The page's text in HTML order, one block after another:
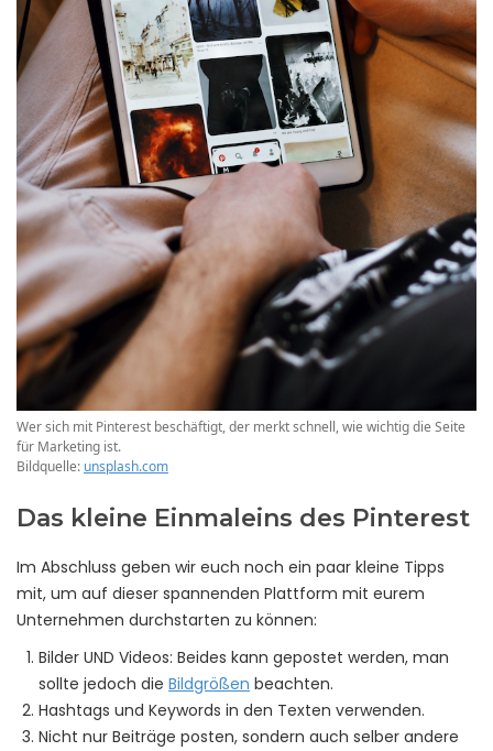
Wer sich mit Pinterest beschäftigt, der merkt schnell, wie wichtig die Seite
für Marketing ist.
Bildquelle: unsplash.com
Das kleine Einmaleins des Pinterest
Im Abschluss geben wir euch noch ein paar kleine Tipps
mit, um auf dieser spannenden Plattform mit eurem
Unternehmen durchstarten zu können:
Bilder UND Videos: Beides kann gepostet werden, man
sollte jedoch die Bildgrößen beachten.
Hashtags und Keywords in den Texten verwenden.
Nicht nur Beiträge posten, sondern auch selber andere